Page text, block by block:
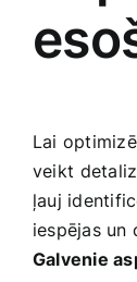
Lai
veikt⁢
ļauj
iespējas un
Galvenie